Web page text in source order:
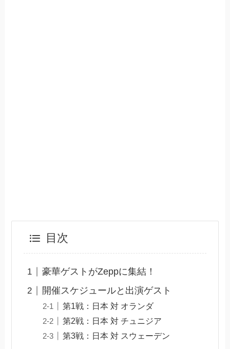
目次
豪華ゲストがZeppに集結！
開催スケジュールと出演ゲスト
第1戦：日本 対 オランダ
第2戦：日本 対 チュニジア
第3戦：日本 対 スウェーデン